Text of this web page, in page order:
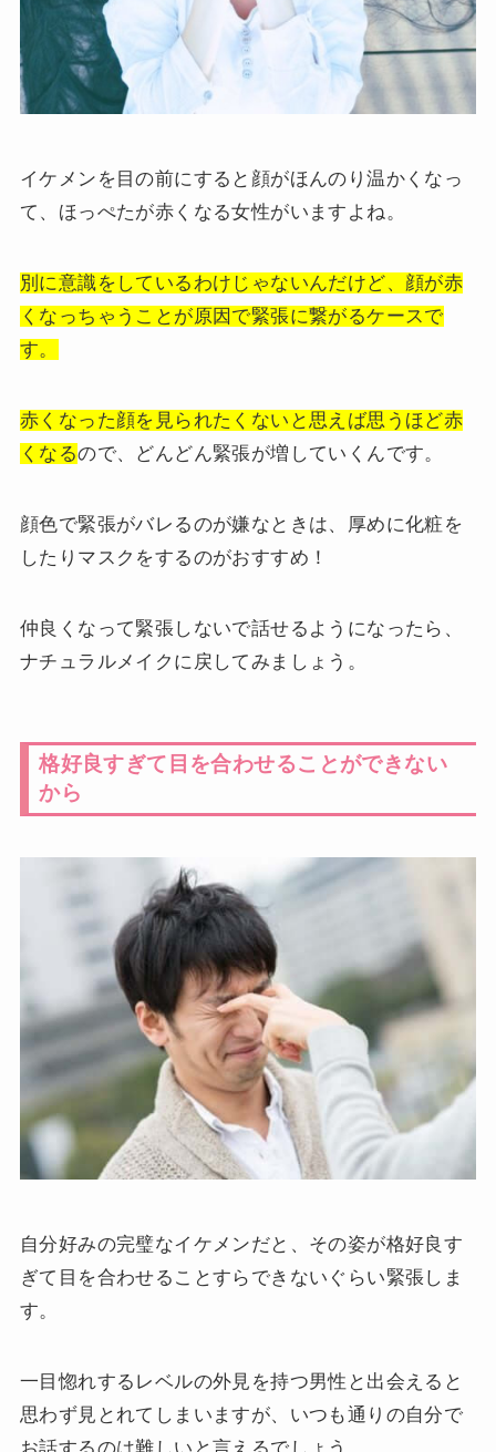
イケメンを目の前にすると顔がほんのり温かくなっ
て、ほっぺたが赤くなる女性がいますよね。
別に意識をしているわけじゃないんだけど、顔が赤
くなっちゃうことが原因で緊張に繋がるケースで
す。
赤くなった顔を見られたくないと思えば思うほど赤
くなるので、どんどん緊張が増していくんです。
顔色で緊張がバレるのが嫌なときは、厚めに化粧を
したりマスクをするのがおすすめ！
仲良くなって緊張しないで話せるようになったら、
ナチュラルメイクに戻してみましょう。
格好良すぎて目を合わせることができない
から
自分好みの完璧なイケメンだと、その姿が格好良す
ぎて目を合わせることすらできないぐらい緊張しま
す。
一目惚れするレベルの外見を持つ男性と出会えると
思わず見とれてしまいますが、いつも通りの自分で